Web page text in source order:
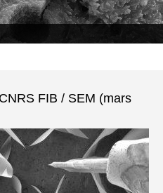
FIB / SEM (mars